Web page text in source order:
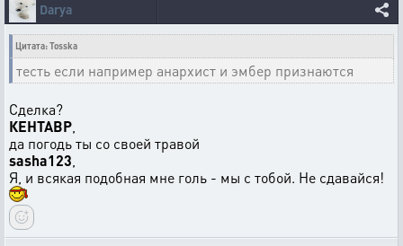
Darya
Цитата: Tosska
тесть если например анархист и эмбер признаются
Сделка?
КЕНТАВР
да погодь ты со своей травой
sasha123
Я, и всякая подобная мне голь - мы с тобой. Не сдавайся!